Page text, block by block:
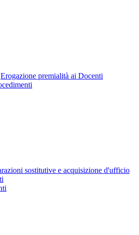
Erogazione premialità ai Docenti
sostitutive e acquisizione d'ufficio